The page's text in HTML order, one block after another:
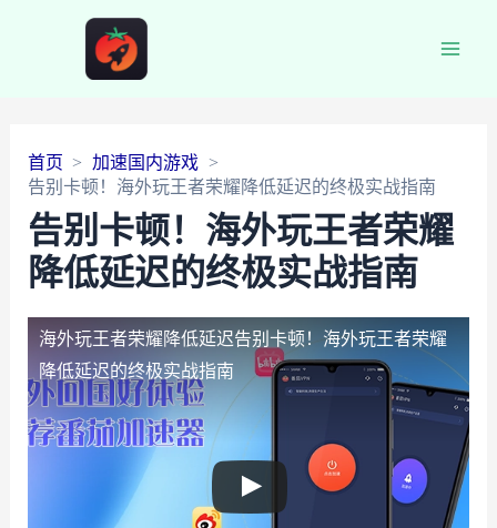
首页
加速国内游戏
告别卡顿！海外玩王者荣耀降低延迟的终极实战指南
告别卡顿！海外玩王者荣耀
降低延迟的终极实战指南
海外玩王者荣耀降低延迟告别卡顿！海外玩王者荣耀
降低延迟的终极实战指南